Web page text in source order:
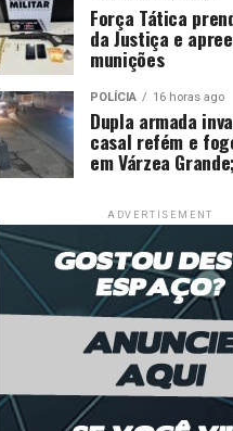
Força Tática
da Justiça e
munições
POLÍCIA 16 horas ago
Dupla armada
casal refém e
em Várzea
ADVERTISEMENT